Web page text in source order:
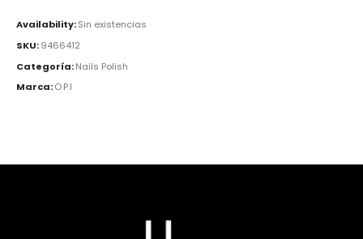
Availability:Sin existencias
SKU:9466412
Categoría:Nails Polish
Marca:O.P.I